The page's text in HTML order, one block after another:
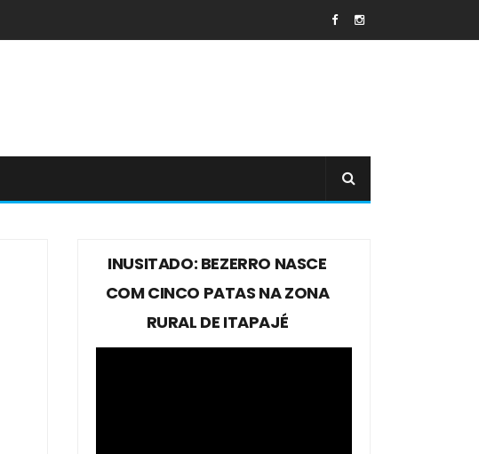
INUSITADO: BEZERRO NASCE
COM CINCO PATAS NA ZONA
RURAL DE ITAPAJÉ